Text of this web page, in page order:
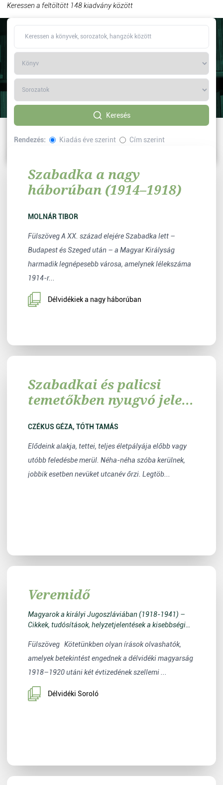
Keressen a feltöltött 148 kiadvány között
Keresés
Rendezés: Kiadás éve szerint
Cím szerint
Szabadka a nagy
háborúban (1914–1918)
MOLNÁR TIBOR
Fülszöveg A XX. század elejére Szabadka lett –
Budapest és Szeged után – a Magyar Királyság
harmadik legnépesebb városa, amelynek lélekszáma
1914-r...
Délvidékiek a nagy háborúban
Szabadkai és palicsi
temetőkben nyugvó jeles,
sírhelyeCZÉKUS GÉZA, TÓTH TAMÁS
Elődeink alakja, tettei, teljes életpályája előbb vagy
utóbb feledésbe merül. Néha-néha szóba kerülnek,
jobbik esetben nevüket utcanév őrzi. Legtöb...
Veremidő
Magyarok a királyi Jugoszláviában (1918-1941) –
Cikkek, tudósítások, helyzetjelentések a kisebbségi
Fülszöveg Kötetünkben olyan írások olvashatók,
amelyek betekintést engednek a délvidéki magyarság
1918–1920 utáni két évtizedének szellemi ...
Délvidéki Soroló